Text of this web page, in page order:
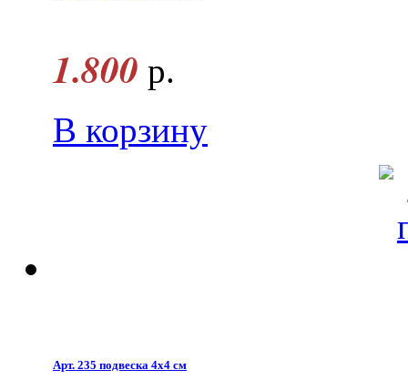
1.800 р.
В корзину
Арт. 235 подвеска 4x4 см